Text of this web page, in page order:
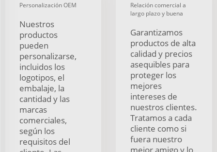
Personalización OEM
Nuestros
productos
pueden
personalizarse,
incluidos los
logotipos, el
embalaje, la
cantidad y las
marcas
comerciales,
según los
requisitos del
Relación comercial a
largo plazo y buena
Garantizamos
productos de alta
calidad y precios
asequibles para
proteger los
mejores
intereses de
nuestros clientes.
Tratamos a cada
cliente como si
fuera nuestro